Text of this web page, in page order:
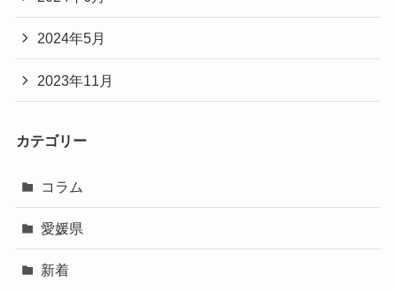
2024年5月
2023年11月
カテゴリー
コラム
愛媛県
新着